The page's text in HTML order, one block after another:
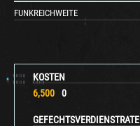
KOSTEN
6,500
0
GEFECHTSVERDIENSTRATE
FUNKREICHWEITE